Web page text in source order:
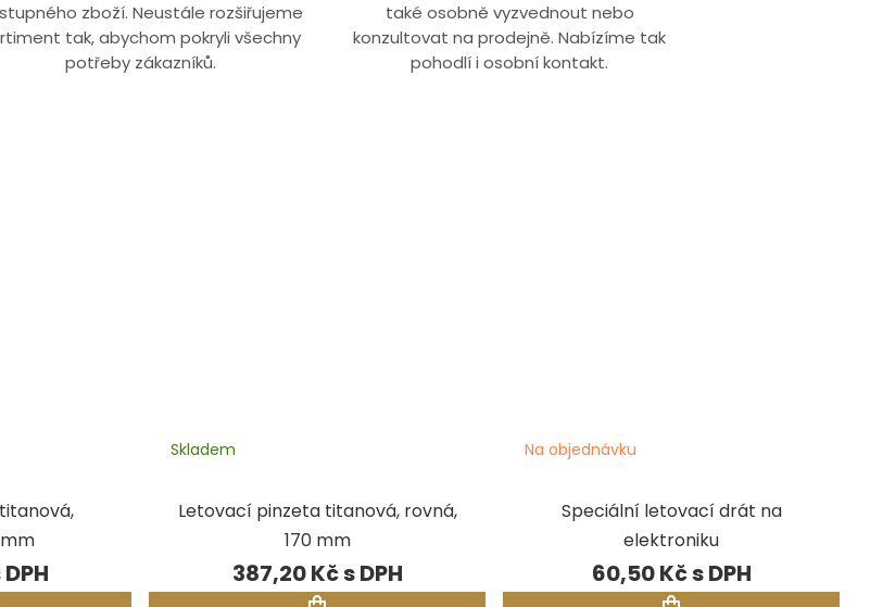
zboží. Neustále rozšiřujeme
tak, abychom pokryli všechny
potřeby zákazníků.
také osobně vyzvednout nebo
konzultovat na prodejně. Nabízíme tak
pohodlí i osobní kontakt.
Letovací pinzeta titanová, rovná,
170 mm
Skladem
387,20 Kč
Speciální letovací drát na
elektroniku
Na objednávku
60,50 Kč